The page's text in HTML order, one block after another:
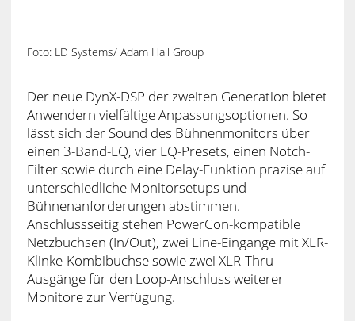
Foto: LD Systems/ Adam Hall Group
Der neue DynX-DSP der zweiten Generation bietet
Anwendern vielfältige Anpassungsoptionen. So
lässt sich der Sound des Bühnenmonitors über
einen 3-Band-EQ, vier EQ-Presets, einen Notch-
Filter sowie durch eine Delay-Funktion präzise auf
unterschiedliche Monitorsetups und
Bühnenanforderungen abstimmen.
Anschlussseitig stehen PowerCon-kompatible
Netzbuchsen (In/Out), zwei Line-Eingänge mit XLR-
Klinke-Kombibuchse sowie zwei XLR-Thru-
Ausgänge für den Loop-Anschluss weiterer
Monitore zur Verfügung.